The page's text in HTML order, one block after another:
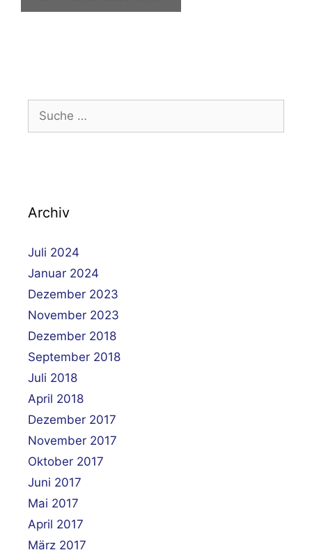
nach:
Archiv
Juli 2024
Januar 2024
Dezember 2023
November 2023
Dezember 2018
September 2018
Juli 2018
April 2018
Dezember 2017
November 2017
Oktober 2017
Juni 2017
Mai 2017
April 2017
März 2017